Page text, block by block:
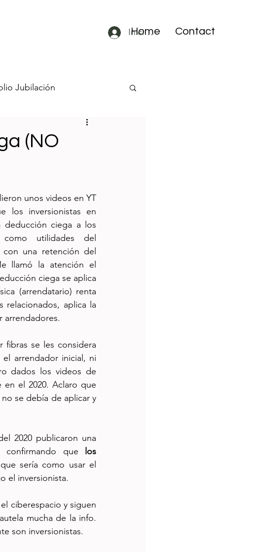
Home Contact
Iniciar sesión
Jubilación
(NO
unos videos en YT
los inversionistas en
deducción ciega a los
como utilidades del
una retención del
llamó la atención el
ciega se aplica
(arrendatario) renta
aplica la
arrendadores.
se les considera
arrendador inicial, ni
dados los videos de
el 2020. Aclaro que
se debía de aplicar y
2020 publicaron una
que
los
sería como usar el
el inversionista.
ciberespacio y siguen
mucha de la info.
son inversionistas.